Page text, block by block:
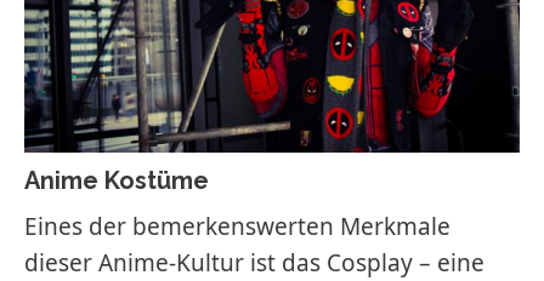
Anime Kostüme
Eines der bemerkenswerten Merkmale
dieser Anime-Kultur ist das Cosplay – eine